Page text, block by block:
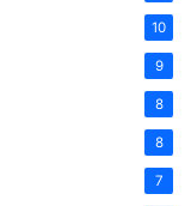
10
9
8
8
7